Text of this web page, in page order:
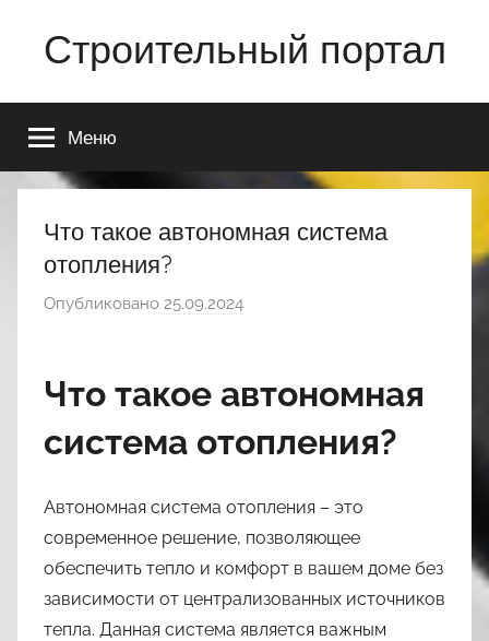
содержимому
Строительный портал
Меню
Что такое автономная система
отопления?
Опубликовано 25.09.2024
о
о
n
a
Что такое автономная
система отопления?
Автономная система отопления – это
современное решение, позволяющее
обеспечить тепло и комфорт в вашем доме без
зависимости от централизованных источников
тепла. Данная система является важным